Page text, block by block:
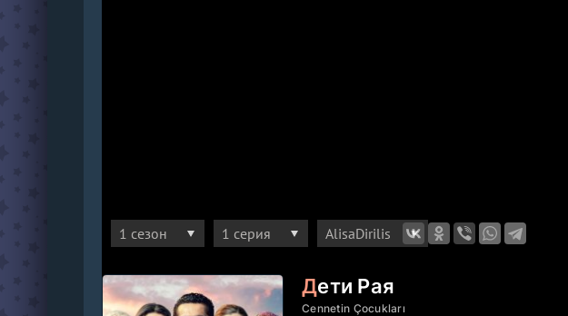
Расскажи друзьям о своих впечатлениях:
Дети Рая
Cennetin Çocukları